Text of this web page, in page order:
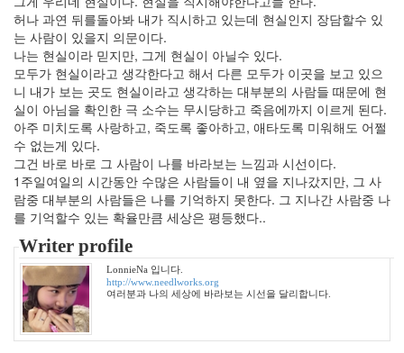
허나 과연 뒤를돌아봐 내가 직시하고 있는데 현실인지 장담할수 있
는 사람이 있을지 의문이다.
나는 현실이라 믿지만, 그게 현실이 아닐수 있다.
모두가 현실이라고 생각한다고 해서 다른 모두가 이곳을 보고 있으
니 내가 보는 곳도 현실이라고 생각하는 대부분의 사람들 때문에 현
실이 아님을 확인한 극 소수는 무시당하고 죽음에까지 이르게 된다.
아주 미치도록 사랑하고, 죽도록 좋아하고, 애타도록 미워해도 어쩔
수 없는게 있다.
그건 바로 바로 그 사람이 나를 바라보는 느낌과 시선이다.
1주일여일의 시간동안 수많은 사람들이 내 옆을 지나갔지만, 그 사
람중 대부분의 사람들은 나를 기억하지 못한다. 그 지나간 사람중 나
를 기억할수 있는 확율만큼 세상은 평등했다..
Writer profile
LonnieNa 입니다.
http://www.needlworks.org
여러분과 나의 세상에 바라보는 시선을 달리합니다.
월
9
2007
년
4
월
10
2007
년
5
월
2
2007
년
6
월
3
2007
년